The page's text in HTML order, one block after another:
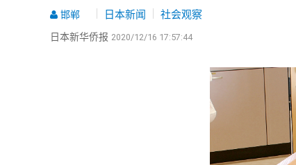
邯郸 日本新闻 社会观察
日本新华侨报 2020/12/16 17:57:44